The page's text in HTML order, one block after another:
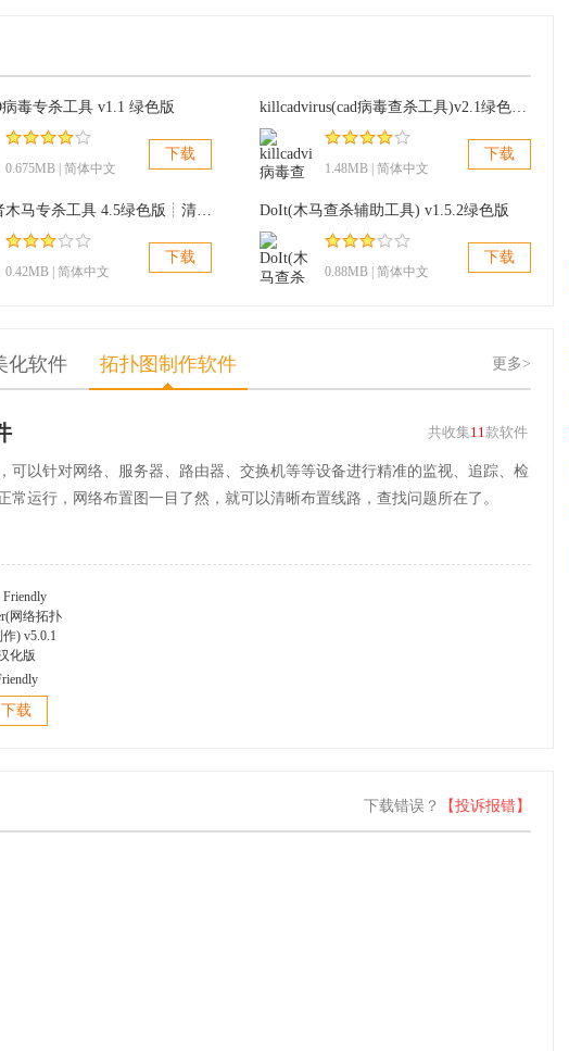
毒专杀工具 v1.1 绿色版
0.675MB | 简体中文
下载
killcadvirus(cad病毒查杀工具)v2.1绿色免费版
1.48MB | 简体中文
下载
AV终结者木马专杀工具 4.5绿色版┊清除AV终结者、修复Autorun.inf
0.42MB | 简体中文
下载
DoIt(木马查杀辅助工具) v1.5.2绿色版
0.88MB | 简体中文
下载
化软件 拓扑图制作软件 更多>
共收集11款软件
可以针对网络、服务器、路由器、交换机等等设备进行精准的监视、追踪、检
常运行，网络布置图一目了然，就可以清晰布置线路，查找问题所在了。
网络拓扑
作) v5.0.1
下载
下载错误？ 【投诉报错】